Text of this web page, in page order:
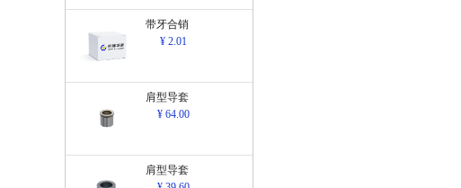
带牙合销
¥ 2.01
肩型导套
¥ 64.00
肩型导套